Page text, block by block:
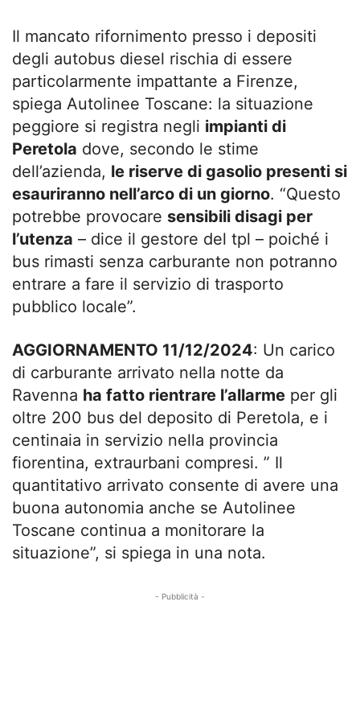
Il mancato rifornimento presso i depositi
degli autobus diesel rischia di essere
particolarmente impattante a Firenze,
spiega Autolinee Toscane: la situazione
peggiore si registra negli impianti di
Peretola dove, secondo le stime
dell’azienda, le riserve di gasolio presenti si
esauriranno nell’arco di un giorno. “Questo
potrebbe provocare sensibili disagi per
l’utenza – dice il gestore del tpl – poiché i
bus rimasti senza carburante non potranno
entrare a fare il servizio di trasporto
pubblico locale”.
AGGIORNAMENTO 11/12/2024: Un carico
di carburante arrivato nella notte da
Ravenna ha fatto rientrare l’allarme per gli
oltre 200 bus del deposito di Peretola, e i
centinaia in servizio nella provincia
fiorentina, extraurbani compresi. ” Il
quantitativo arrivato consente di avere una
buona autonomia anche se Autolinee
Toscane continua a monitorare la
situazione”, si spiega in una nota.
- Pubblicità -